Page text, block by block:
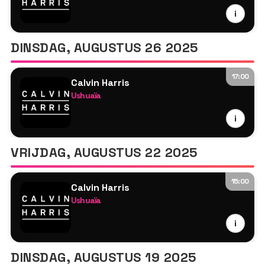
i
Tyson O'Brien
DINSDAG, AUGUSTUS 26 2025
17:00
Calvin Harris
Ushuaïa
i
Tyson O'Brien
VRIJDAG, AUGUSTUS 22 2025
15:00
Calvin Harris
Ushuaïa
i
Tyson O'Brien
DINSDAG, AUGUSTUS 19 2025